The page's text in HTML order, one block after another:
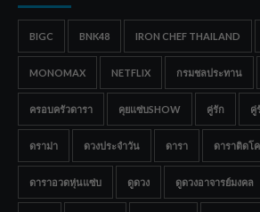
BIGC BNK48 IRON CHEF THAILAND
MONOMAX NETFLIX กรมชลประทาน
ครอบครัวดารา คุยแซ่บSHOW คู่รัก คู่
ดราม่า ดวงประจำวัน ดารา ดาราติดโ
ดาราอวดหุ่นแซ่บ ดูดวง ดูดวงอาจารย์มงคล